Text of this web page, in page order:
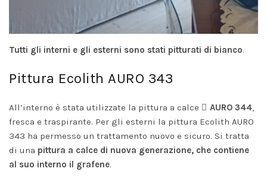
Tutti gli interni e gli esterni sono stati pitturati di bianco.
Pittura Ecolith AURO 343
All’interno è stata utilizzate la pittura a calce AURO 344,
fresca e traspirante. Per gli esterni la pittura Ecolith AURO
343 ha permesso un trattamento nuovo e sicuro. Si tratta
di una pittura a calce di nuova generazione, che contiene
al suo interno il grafene.